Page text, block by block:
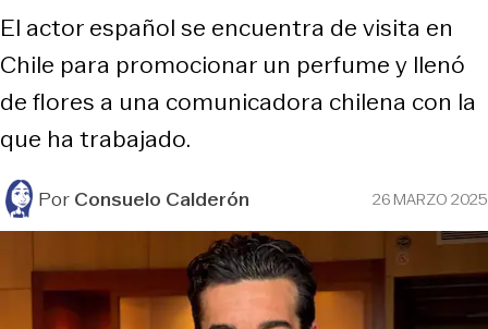
El actor español se encuentra de visita en
Chile para promocionar un perfume y llenó
de flores a una comunicadora chilena con la
que ha trabajado.
PorConsuelo Calderón 26 MARZO 2025